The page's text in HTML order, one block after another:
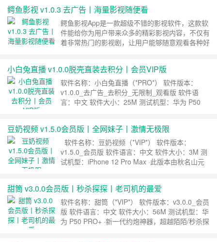
鳄鱼影视 v1.0.3 去广告丨海量影视随便看
鳄鱼影视App是一款超级不错的影视软件，这款软
件能给你为用户带来众多的精彩影视内容，不仅有
着非常热门的影视剧，让用户能够随意观看各种好
荐。 鳄鱼影视App功能 1、收集了超多的影视站点
资源，能够找到你想看的任何视频内容; 2、拥有
不错的影视推荐功能，可以通过推荐来发现更多
精……继续阅读 »
小白兔直播 v1.0.0脱壳直装去积分丨会员VIP版
软件名称：小白兔直播（*PRO*） 软件版本：
v1.0.0_去广告_去积分_无限制_观看版 软件语
言：中文 软件大小：25M 测试机型：华为 P50
女抖音专区，欢迎各位机友下载。 下载地址
……继续阅读 »
豆奶视频 v1.5.0会员版丨全网妹子丨激情无极限
软件名称：豆奶视频（*VIP*） 软件版本：
v1.5.0_会员版 软件语言：中文 软件大小：3M 测
试机型：iPhone 12 Pro Max ·此版本由秋名山元
印下载保存。 下载地址 &nbs……
甜筒 v3.0.0会员版丨秒杀探探丨老司机的最爱
软件名称：甜筒（*VIP*） 软件版本：v3.0.0_会员
版 软件语言：中文 软件大小：56M 测试机型：华
为 P50 PRO+ ·新一代约炮神器，超越陌陌/秒杀探